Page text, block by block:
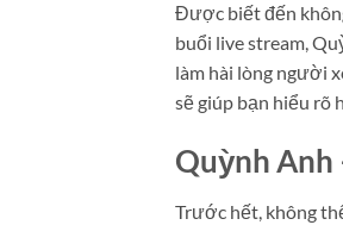
Được biết đến
buổi live stream,
làm hài lòng người
sẽ giúp bạn hiểu rõ
Quỳnh Anh
Trước hết, không